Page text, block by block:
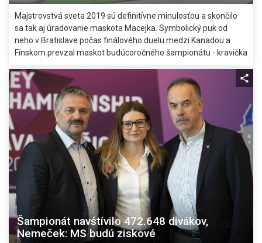
Majstrovstvá sveta 2019 sú definitívne minulosťou a skončilo
sa tak aj úradovanie maskota Macejka. Symbolický puk od
neho v Bratislave počas finálového duelu medzi Kanadou a
Fínskom prevzal maskot budúcoročného šampionátu - kravička
Šampionát navštívilo 472.648 divákov,
Nemeček: MS budú ziskové